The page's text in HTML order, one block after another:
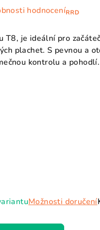
RRD
hodnocení
T8, je ideální pro
plachet. S pevnou a
kontrolu a
Možnosti doručení